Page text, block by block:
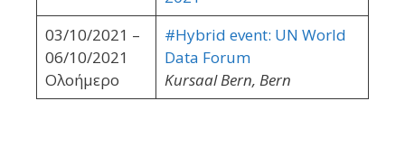
03/10/2021 –
06/10/2021
Ολοήμερο
#Hybrid event: UN World
Data Forum
Kursaal Bern, Bern